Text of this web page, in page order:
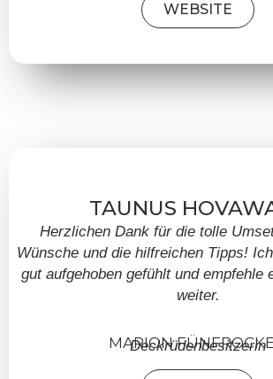
WEBSITE
TAUNUS
Herzlichen Dank für die tolle
Wünsche und die hilfreichen Tipps!
gut aufgehoben gefühlt und empfehle
weiter.
MARION
Deckrüdenbesitzerin